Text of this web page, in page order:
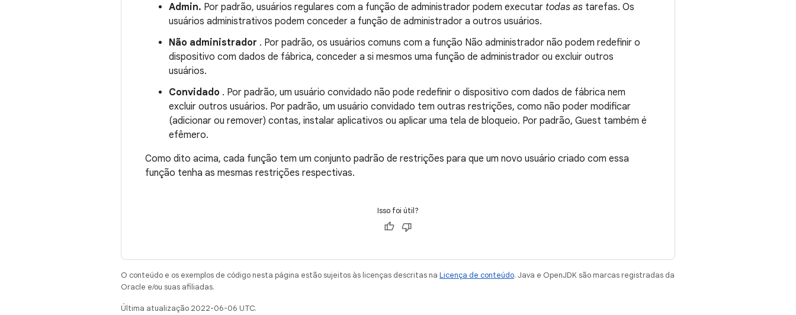
Admin. Por padrão, usuários regulares com a função de administrador podem executar todas as tarefas. Os
usuários administrativos podem conceder a função de administrador a outros usuários.
Não administrador . Por padrão, os usuários comuns com a função Não administrador não podem redefinir o
dispositivo com dados de fábrica, conceder a si mesmos uma função de administrador ou excluir outros
usuários.
Convidado . Por padrão, um usuário convidado não pode redefinir o dispositivo com dados de fábrica nem
excluir outros usuários. Por padrão, um usuário convidado tem outras restrições, como não poder modificar
(adicionar ou remover) contas, instalar aplicativos ou aplicar uma tela de bloqueio. Por padrão, Guest também é
efêmero.
Como dito acima, cada função tem um conjunto padrão de restrições para que um novo usuário criado com essa
função tenha as mesmas restrições respectivas.
Isso foi útil?
O conteúdo e os exemplos de código nesta página estão sujeitos às licenças descritas na Licença de conteúdo. Java e OpenJDK são marcas registradas da
Oracle e/ou suas afiliadas.
Última atualização 2022-06-06 UTC.